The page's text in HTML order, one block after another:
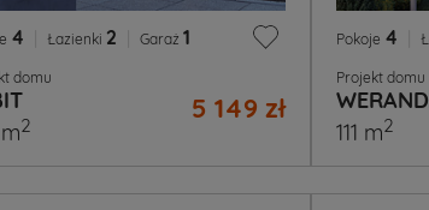
4 Łazienki 2 Garaż 1
domu
5 149 zł
2
Pokoje 4
Projekt domu
111 m2